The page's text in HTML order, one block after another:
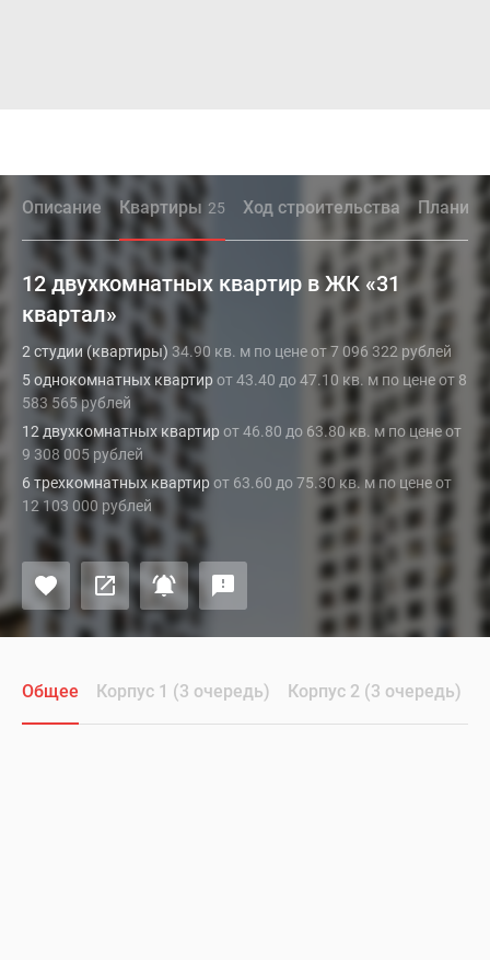
Описание Квартиры 25 Ход строительства
12 двухкомнатных квартир в ЖК «31
квартал»
2 студии (квартиры) 34.90 кв. м по цене от 7 096 322 рублей
5 однокомнатных квартир от 43.40 до 47.10 кв. м по цене от 8
583 565 рублей
12 двухкомнатных квартир от 46.80 до 63.80 кв. м по цене от
9 308 005 рублей
6 трехкомнатных квартир от 63.60 до 75.30 кв. м по цене от
12 103 000 рублей
Общее Корпус 1 (3 очередь) Корпус 2 (3 очередь)